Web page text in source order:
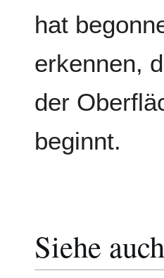
hat
erkennen,
der
beginnt.
Siehe auch